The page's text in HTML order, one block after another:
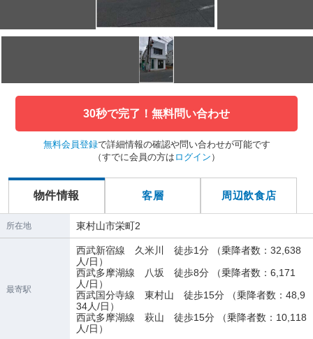
30秒で完了！無料問い合わせ
無料会員登録で詳細情報の確認や問い合わせが可能です
（すでに会員の方は ログイン ）
物件情報 客層 周辺飲食店
所在地 東村山市栄町2
最寄駅
西武新宿線 久米川 徒歩1分 （乗降者数：32,638
人/日）
西武多摩湖線 八坂 徒歩8分 （乗降者数：6,171
人/日）
西武国分寺線 東村山 徒歩15分 （乗降者数：48,9
34人/日）
西武多摩湖線 萩山 徒歩15分 （乗降者数：10,118
人/日）